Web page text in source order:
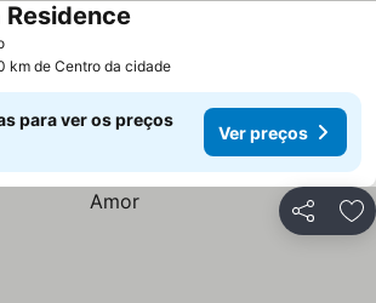
Residence
km de Centro da cidade
para ver os preços
Ver preços
Partilhar